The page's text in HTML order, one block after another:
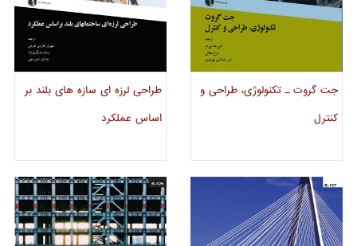
Paolo Croce
جت گروت ـ تکنولوژی، طراحی و
کنترل
گروه CTBUH
طراحی لرزه ای سازه های بلند بر
اساس عملکرد